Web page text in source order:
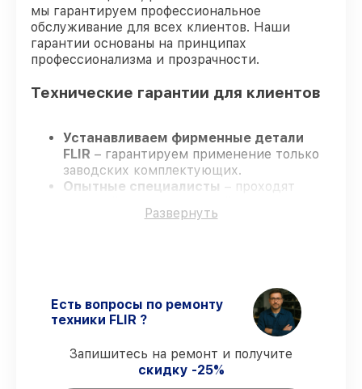
мы гарантируем профессиональное
обслуживание для всех клиентов. Наши
гарантии основаны на принципах
профессионализма и прозрачности.
Технические гарантии для клиентов
Устанавливаем фирменные детали
FLIR – гарантируем применение только
заводских комплектующих.
Опытные специалисты – проходят
обеспечивает надёжную работу
Официальная гарантия
– все все виды
ремонта защищены официальной
Мы гарантируем:
Развернуть
Есть вопросы по ремонту
техники FLIR ?
Запишитесь на ремонт и получите
скидку -25%